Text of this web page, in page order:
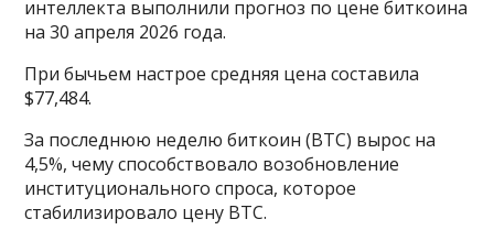
интеллекта выполнили прогноз по цене биткоина
на 30 апреля 2026 года.
При бычьем настрое средняя цена составила
$77,484.
За последнюю неделю биткоин (BTC) вырос на
4,5%, чему способствовало возобновление
институционального спроса, которое
стабилизировало цену BTC.